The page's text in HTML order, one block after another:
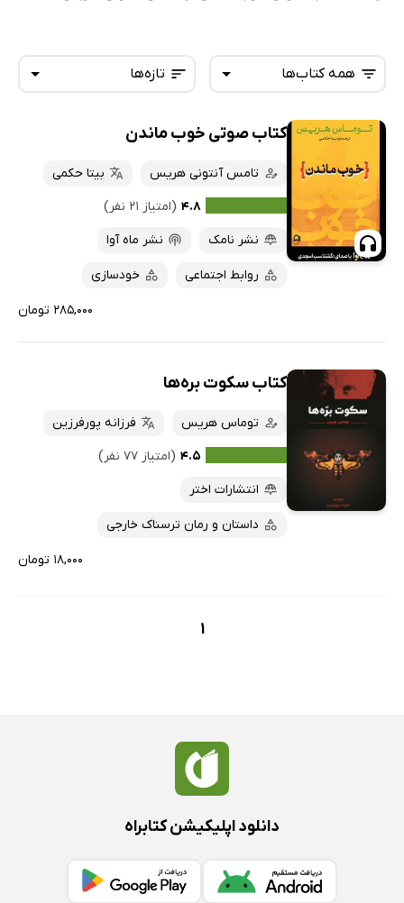
تازه‌ها
تازه‌ها
داغ‌ترین‌ها
پرفروش‌ها
پربحث‌ها
ارزان ترین‌ها
همه کتاب‌ها
همه کتاب‌ها
کتاب‌های صوتی
کتاب‌های متنی
کتاب صوتی خوب ماندن
تامس آنتونی هریس
بیتا حکمی
۴.۸ (امتیاز ۲۱ نفر)
نشر نامک
نشر ماه آوا
روابط اجتماعی خودسازی
۲۸۵,۰۰۰ تومان
کتاب سکوت بره‌ها
توماس هریس
فرزانه پورفرزین
۴.۵ (امتیاز ۷۷ نفر)
انتشارات اختر
داستان و رمان ترسناک خارجی
۱۸,۰۰۰ تومان
1
دانلود اپلیکیشن کتابراه